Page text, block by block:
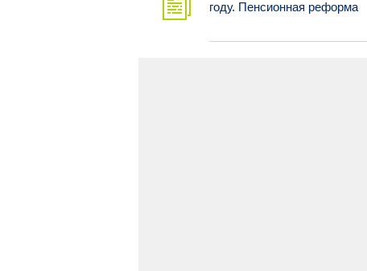
году. Пенсионная реформа